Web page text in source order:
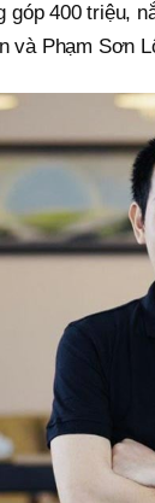
góp 400 triệu,
và Phạm Sơn